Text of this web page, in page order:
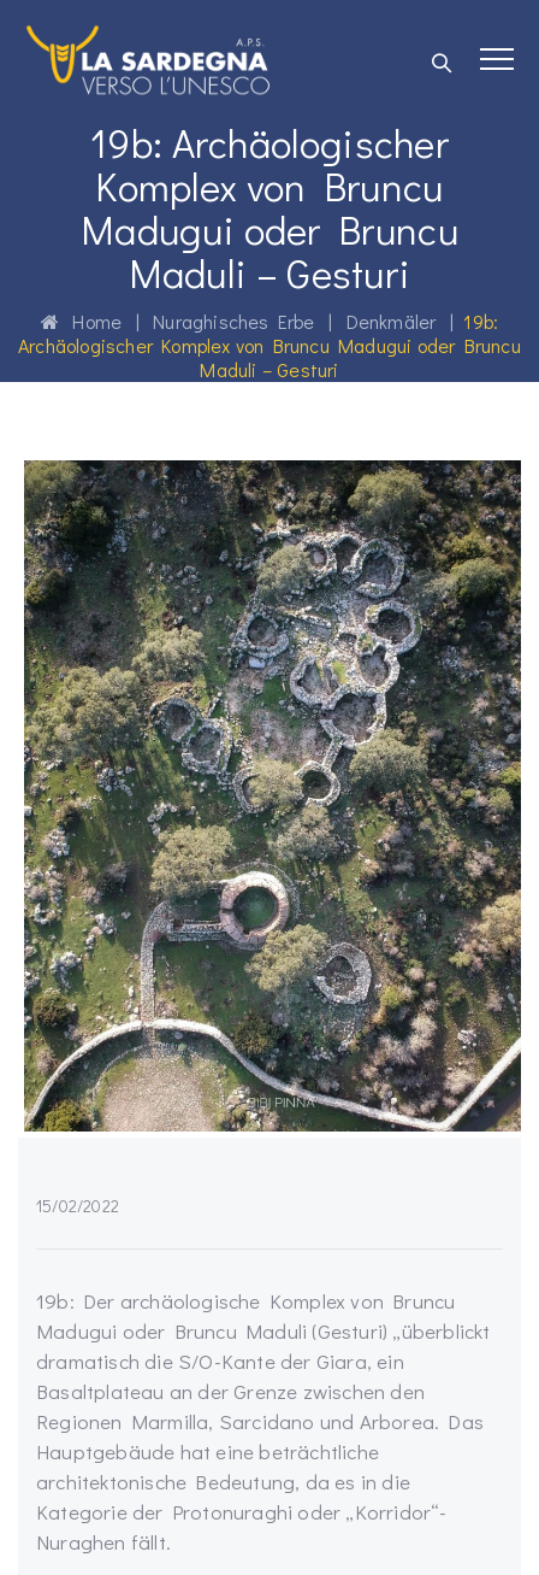
19b: Archäologischer
Komplex von Bruncu
Madugui oder Bruncu
Maduli – Gesturi
Home | Nuraghisches Erbe | Denkmäler| 19b:
Archäologischer Komplex von Bruncu Madugui oder Bruncu
Maduli – Gesturi
15/02/2022
19b: Der archäologische Komplex von Bruncu
Madugui oder Bruncu Maduli (Gesturi) „überblickt
dramatisch die S/O-Kante der Giara, ein
Basaltplateau an der Grenze zwischen den
Regionen Marmilla, Sarcidano und Arborea. Das
Hauptgebäude hat eine beträchtliche
architektonische Bedeutung, da es in die
Kategorie der Protonuraghi oder „Korridor“-
Nuraghen fällt.